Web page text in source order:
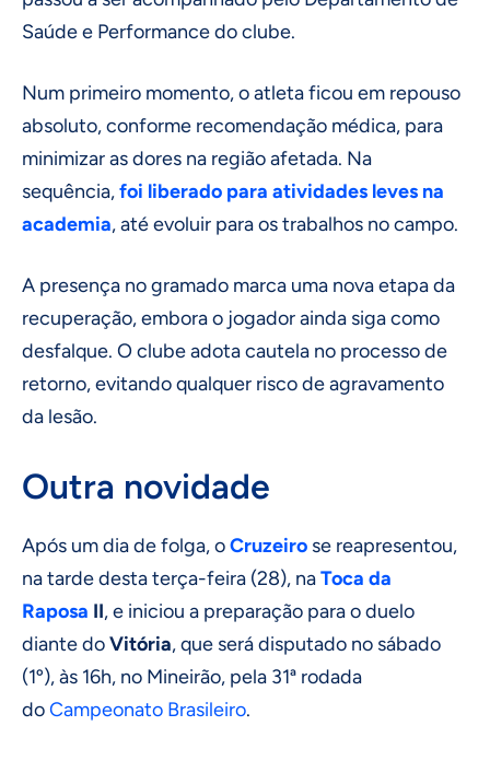
Saúde e Performance do clube.
Num primeiro momento, o atleta ficou em repouso
absoluto, conforme recomendação médica, para
minimizar as dores na região afetada. Na
sequência,foi liberado para atividades leves na
academia, até evoluir para os trabalhos no campo.
A presença no gramado marca uma nova etapa da
recuperação, embora o jogador ainda siga como
desfalque. O clube adota cautela no processo de
retorno, evitando qualquer risco de agravamento
da lesão.
Outra novidade
Após um dia de folga, oCruzeiro se reapresentou,
na tarde desta terça-feira (28), naToca da
Raposa II, e iniciou a preparação para o duelo
diante doVitória, que será disputado no sábado
(1º), às 16h, no Mineirão, pela 31ª rodada
doCampeonato Brasileiro.